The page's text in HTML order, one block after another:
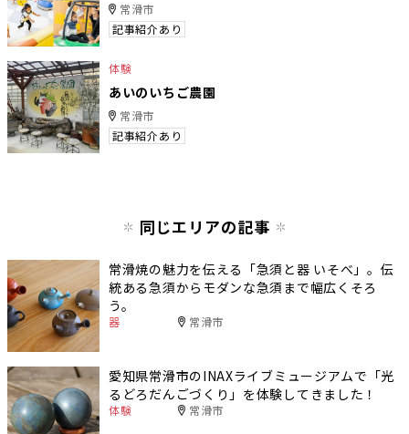
常滑市
記事紹介あり
体験
あいのいちご農園
常滑市
記事紹介あり
同じエリアの記事
常滑焼の魅力を伝える「急須と器 いそべ」。伝
統ある急須からモダンな急須まで幅広くそろ
う。
器 常滑市
愛知県常滑市のINAXライブミュージアムで「光
るどろだんごづくり」を体験してきました！
体験 常滑市